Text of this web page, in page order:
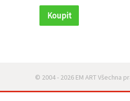
Koupit
© 2004 - 2026 EM ART Všechna